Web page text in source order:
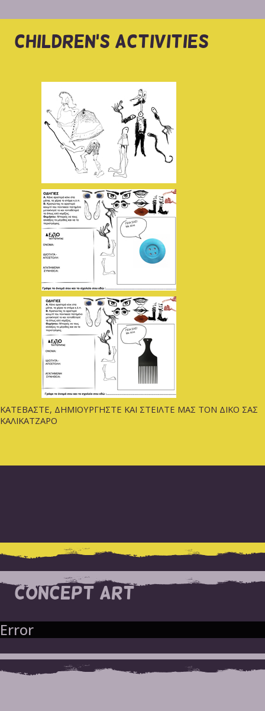
CHILDREN'S ACTIVITIES
ΚΑΤΕΒΑΣΤΕ, ΔΗΜΙΟΥΡΓΗΣΤΕ ΚΑΙ ΣΤΕΙΛΤΕ ΜΑΣ ΤΟΝ ΔΙΚΟ ΣΑΣ
ΚΑΛΙΚΑΤΖΑΡΟ
CONCEPT ART
Error